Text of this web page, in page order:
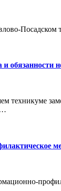
обязанности
техникуме